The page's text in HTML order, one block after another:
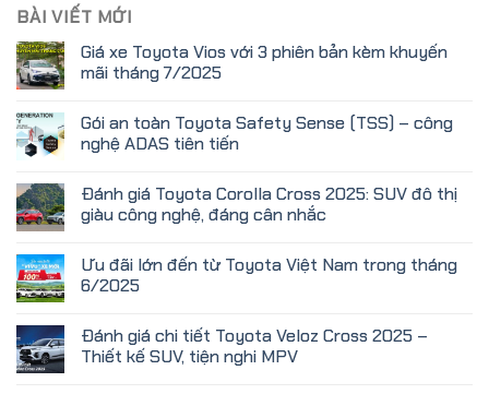
BÀI VIẾT MỚI
Giá xe Toyota Vios với 3 phiên bản kèm khuyến
mãi tháng 7/2025
Gói an toàn Toyota Safety Sense (TSS) – công
nghệ ADAS tiên tiến
Đánh giá Toyota Corolla Cross 2025: SUV đô thị
giàu công nghệ, đáng cân nhắc
Ưu đãi lớn đến từ Toyota Việt Nam trong tháng
6/2025
Đánh giá chi tiết Toyota Veloz Cross 2025 –
Thiết kế SUV, tiện nghi MPV